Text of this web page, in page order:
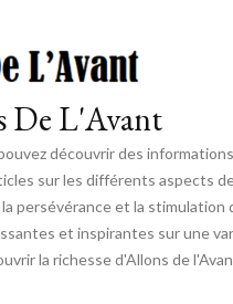
De L'Avant
découvrir des
sur les différents aspects
et la
et inspirantes sur une
la richesse d'Allons de